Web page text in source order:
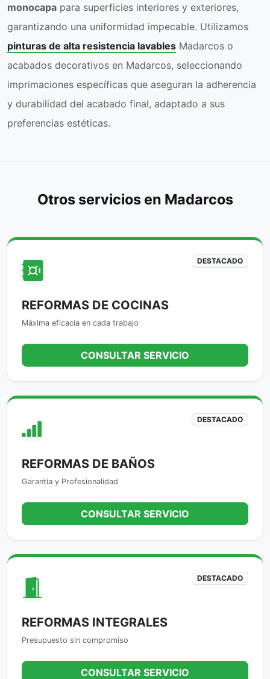
monocapa para superficies interiores y exteriores,
garantizando una uniformidad impecable. Utilizamos
pinturas de alta resistencia lavables Madarcos o
acabados decorativos en Madarcos, seleccionando
imprimaciones específicas que aseguran la adherencia
y durabilidad del acabado final, adaptado a sus
preferencias estéticas.
Otros servicios en Madarcos
DESTACADO
REFORMAS DE COCINAS
Máxima eficacia en cada trabajo
CONSULTAR SERVICIO
DESTACADO
REFORMAS DE BAÑOS
Garantía y Profesionalidad
CONSULTAR SERVICIO
DESTACADO
REFORMAS INTEGRALES
Presupuesto sin compromiso
CONSULTAR SERVICIO